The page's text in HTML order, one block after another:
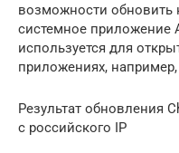
возможности обновить
системное приложение
используется для
приложениях,
Результат обновления
с российского IP